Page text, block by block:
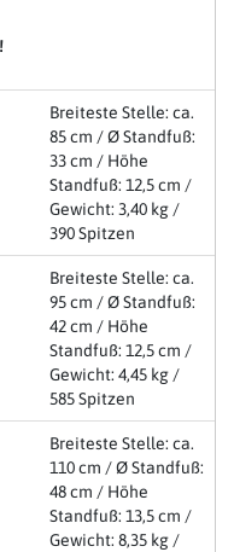
Breiteste Stelle: ca.
85 cm / Ø Standfuß:
33 cm / Höhe
Standfuß: 12,5 cm /
Gewicht: 3,40 kg /
390 Spitzen
Breiteste Stelle: ca.
95 cm / Ø Standfuß:
42 cm / Höhe
Standfuß: 12,5 cm /
Gewicht: 4,45 kg /
585 Spitzen
Breiteste Stelle: ca.
110 cm / Ø Standfuß:
48 cm / Höhe
Standfuß: 13,5 cm /
Gewicht: 8,35 kg /